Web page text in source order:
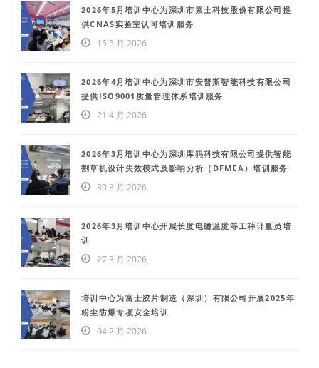
2026年5月培训中心为深圳市素士科技股份有限公司提
供CNAS实验室认可培训服务
15 5 月 2026
2026年4月培训中心为深圳市安普斯智能科技有限公司
提供ISO9001质量管理体系培训服务
21 4 月 2026
2026年3月培训中心为深圳库犸科技有限公司提供智能
割草机设计失效模式及影响分析（DFMEA）培训服务
30 3 月 2026
2026年3月培训中心开展长度电磁温度等工种计量员培
训
27 3 月 2026
培训中心为富士胶片制造（深圳）有限公司开展2025年
粉尘防爆专项安全培训
04 2 月 2026